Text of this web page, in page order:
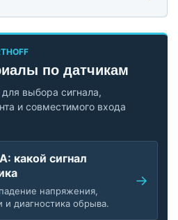
по датчикам
выбора сигнала,
и совместимого входа
какой сигнал
напряжения,
и диагностика обрыва.